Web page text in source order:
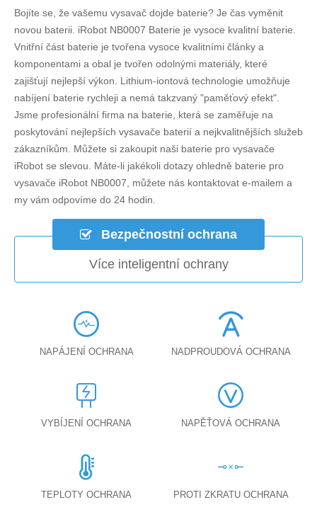
Bojíte se, že vašemu vysavač dojde baterie? Je čas vyměnit
novou baterii. iRobot NB0007 Baterie je vysoce kvalitní baterie.
Vnitřní část baterie je tvořena vysoce kvalitními články a
komponentami a obal je tvořen odolnými materiály, které
zajišťují nejlepší výkon. Lithium-iontová technologie umožňuje
nabíjení baterie rychleji a nemá takzvaný "paměťový efekt".
Jsme profesionální firma na baterie, která se zaměřuje na
poskytování nejlepších vysavače baterií a nejkvalitnějších služeb
zákazníkům. Můžete si zakoupit naši baterie pro vysavače
iRobot se slevou. Máte-li jakékoli dotazy ohledně baterie pro
vysavače iRobot NB0007, můžete nás kontaktovat e-mailem a
my vám odpovíme do 24 hodin.
Bezpečnostní ochrana
Více inteligentní ochrany
NAPÁJENÍ OCHRANA NADPROUDOVÁ OCHRANA
VYBÍJENÍ OCHRANA NAPĚŤOVÁ OCHRANA
TEPLOTY OCHRANA PROTI ZKRATU OCHRANA